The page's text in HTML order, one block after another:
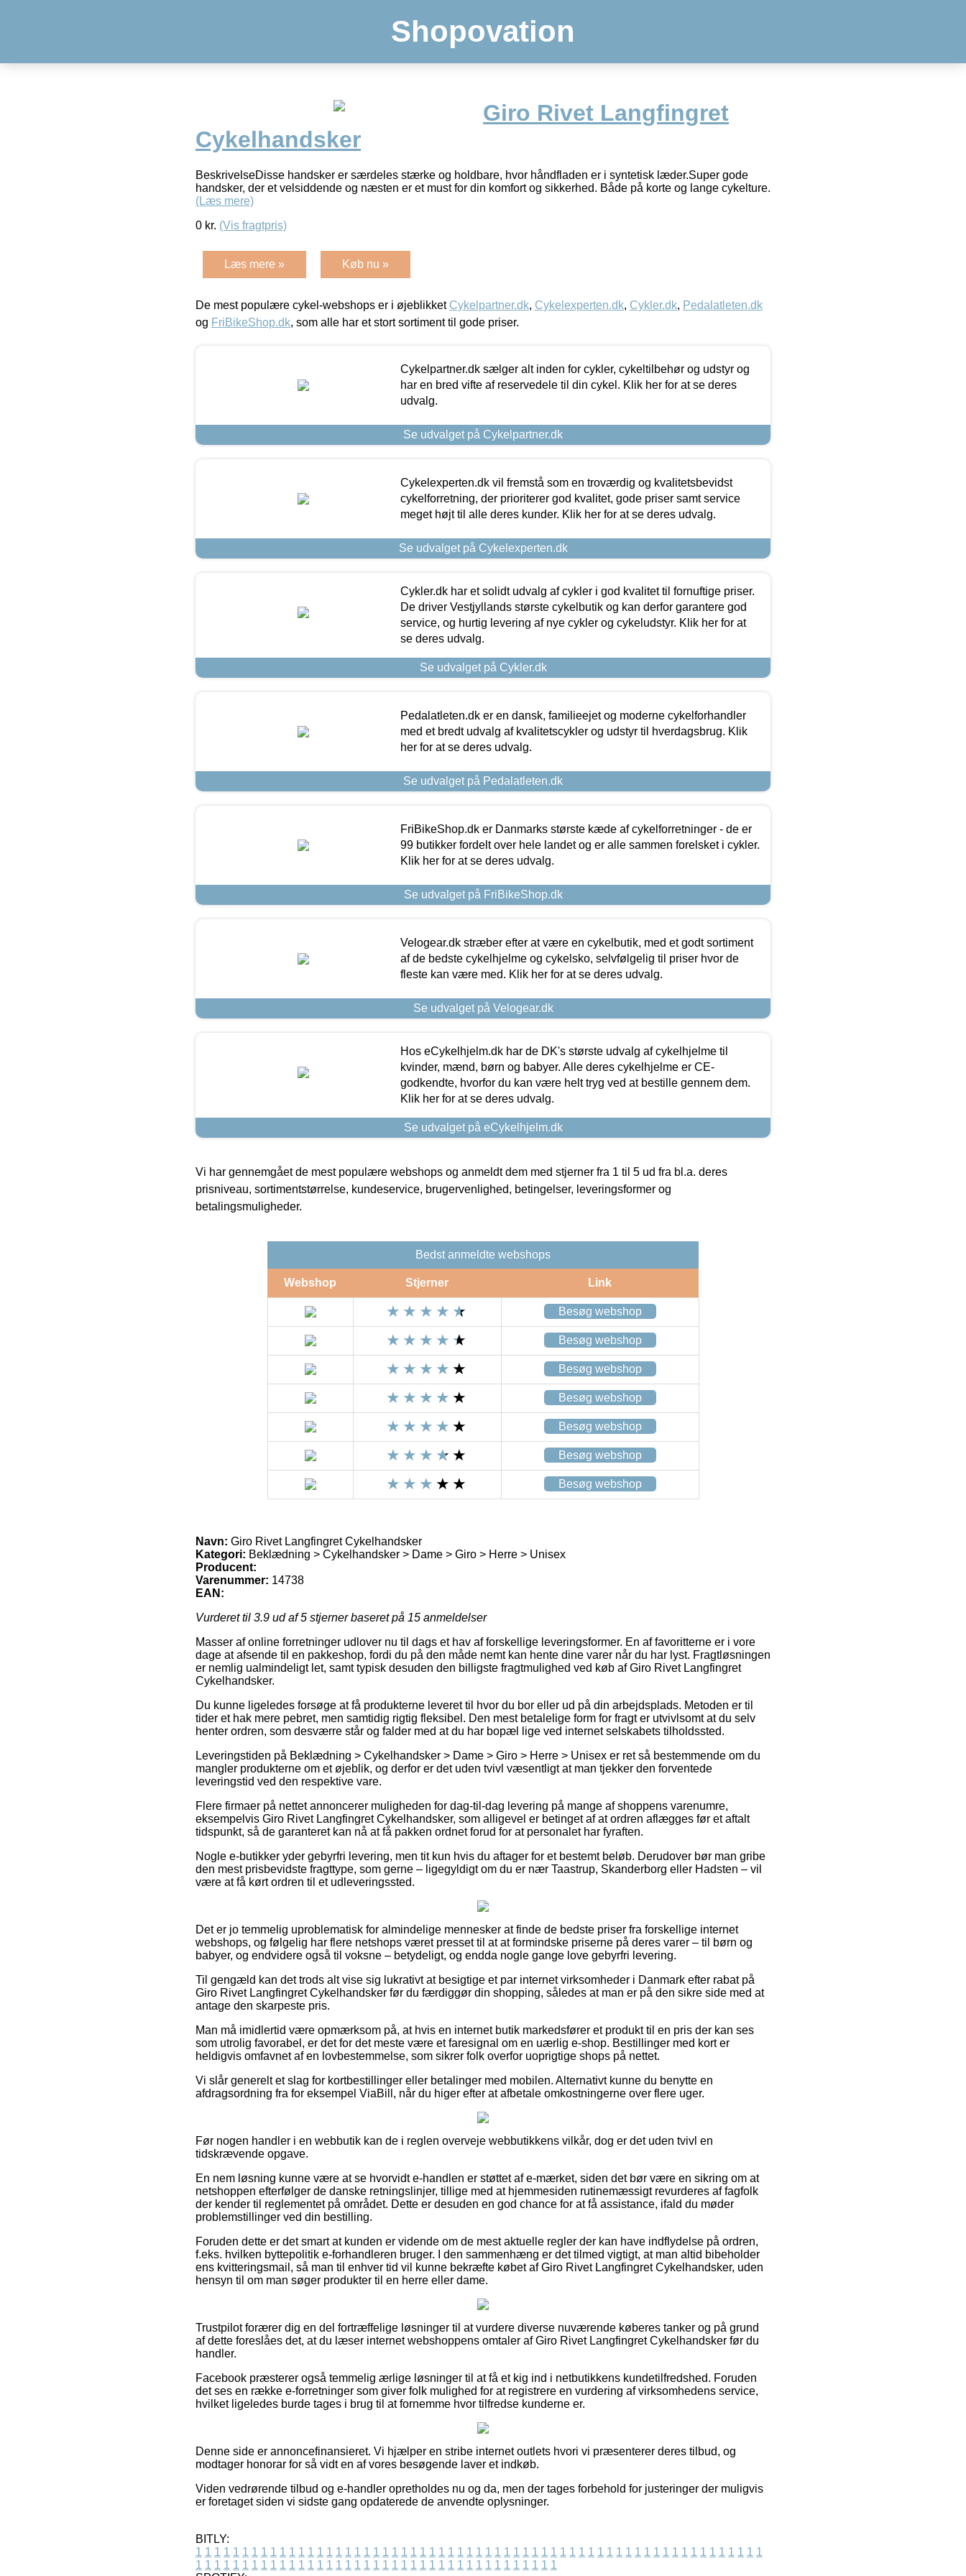
Shopovation
Giro Rivet Langfingret
Cykelhandsker
BeskrivelseDisse handsker er særdeles stærke og holdbare, hvor håndfladen er i syntetisk læder.Super gode
handsker, der et velsiddende og næsten er et must for din komfort og sikkerhed. Både på korte og lange cykelture.
(Læs mere)
0 kr. (Vis fragtpris)
Læs mere » Køb nu »
De mest populære cykel-webshops er i øjeblikket Cykelpartner.dk, Cykelexperten.dk, Cykler.dk, Pedalatleten.dk
og FriBikeShop.dk, som alle har et stort sortiment til gode priser.
Cykelpartner.dk sælger alt inden for cykler, cykeltilbehør og udstyr og
har en bred vifte af reservedele til din cykel. Klik her for at se deres
udvalg.
Se udvalget på Cykelpartner.dk
Cykelexperten.dk vil fremstå som en troværdig og kvalitetsbevidst
cykelforretning, der prioriterer god kvalitet, gode priser samt service
meget højt til alle deres kunder. Klik her for at se deres udvalg.
Se udvalget på Cykelexperten.dk
Cykler.dk har et solidt udvalg af cykler i god kvalitet til fornuftige priser.
De driver Vestjyllands største cykelbutik og kan derfor garantere god
service, og hurtig levering af nye cykler og cykeludstyr. Klik her for at
se deres udvalg.
Se udvalget på Cykler.dk
Pedalatleten.dk er en dansk, familieejet og moderne cykelforhandler
med et bredt udvalg af kvalitetscykler og udstyr til hverdagsbrug. Klik
her for at se deres udvalg.
Se udvalget på Pedalatleten.dk
FriBikeShop.dk er Danmarks største kæde af cykelforretninger - de er
99 butikker fordelt over hele landet og er alle sammen forelsket i cykler.
Klik her for at se deres udvalg.
Se udvalget på FriBikeShop.dk
Velogear.dk stræber efter at være en cykelbutik, med et godt sortiment
af de bedste cykelhjelme og cykelsko, selvfølgelig til priser hvor de
fleste kan være med. Klik her for at se deres udvalg.
Se udvalget på Velogear.dk
Hos eCykelhjelm.dk har de DK's største udvalg af cykelhjelme til
kvinder, mænd, børn og babyer. Alle deres cykelhjelme er CE-
godkendte, hvorfor du kan være helt tryg ved at bestille gennem dem.
Klik her for at se deres udvalg.
Se udvalget på eCykelhjelm.dk
Vi har gennemgået de mest populære webshops og anmeldt dem med stjerner fra 1 til 5 ud fra bl.a. deres
prisniveau, sortimentstørrelse, kundeservice, brugervenlighed, betingelser, leveringsformer og
betalingsmuligheder.
Bedst anmeldte webshops
Webshop Stjerner Link
Besøg webshop
Besøg webshop
Besøg webshop
Besøg webshop
Besøg webshop
Besøg webshop
Besøg webshop
Navn: Giro Rivet Langfingret Cykelhandsker
Kategori: Beklædning > Cykelhandsker > Dame > Giro > Herre > Unisex
Producent:
Varenummer: 14738
EAN:
Vurderet til 3.9 ud af 5 stjerner baseret på 15 anmeldelser
Masser af online forretninger udlover nu til dags et hav af forskellige leveringsformer. En af favoritterne er i vore
dage at afsende til en pakkeshop, fordi du på den måde nemt kan hente dine varer når du har lyst. Fragtløsningen
er nemlig ualmindeligt let, samt typisk desuden den billigste fragtmulighed ved køb af Giro Rivet Langfingret
Cykelhandsker.
Du kunne ligeledes forsøge at få produkterne leveret til hvor du bor eller ud på din arbejdsplads. Metoden er til
tider et hak mere pebret, men samtidig rigtig fleksibel. Den mest betalelige form for fragt er utvivlsomt at du selv
henter ordren, som desværre står og falder med at du har bopæl lige ved internet selskabets tilholdssted.
Leveringstiden på Beklædning > Cykelhandsker > Dame > Giro > Herre > Unisex er ret så bestemmende om du
mangler produkterne om et øjeblik, og derfor er det uden tvivl væsentligt at man tjekker den forventede
leveringstid ved den respektive vare.
Flere firmaer på nettet annoncerer muligheden for dag-til-dag levering på mange af shoppens varenumre,
eksempelvis Giro Rivet Langfingret Cykelhandsker, som alligevel er betinget af at ordren aflægges før et aftalt
tidspunkt, så de garanteret kan nå at få pakken ordnet forud for at personalet har fyraften.
Nogle e-butikker yder gebyrfri levering, men tit kun hvis du aftager for et bestemt beløb. Derudover bør man gribe
den mest prisbevidste fragttype, som gerne – ligegyldigt om du er nær Taastrup, Skanderborg eller Hadsten – vil
være at få kørt ordren til et udleveringssted.
Det er jo temmelig uproblematisk for almindelige mennesker at finde de bedste priser fra forskellige internet
webshops, og følgelig har flere netshops været presset til at at formindske priserne på deres varer – til børn og
babyer, og endvidere også til voksne – betydeligt, og endda nogle gange love gebyrfri levering.
Til gengæld kan det trods alt vise sig lukrativt at besigtige et par internet virksomheder i Danmark efter rabat på
Giro Rivet Langfingret Cykelhandsker før du færdiggør din shopping, således at man er på den sikre side med at
antage den skarpeste pris.
Man må imidlertid være opmærksom på, at hvis en internet butik markedsfører et produkt til en pris der kan ses
som utrolig favorabel, er det for det meste være et faresignal om en uærlig e-shop. Bestillinger med kort er
heldigvis omfavnet af en lovbestemmelse, som sikrer folk overfor uoprigtige shops på nettet.
Vi slår generelt et slag for kortbestillinger eller betalinger med mobilen. Alternativt kunne du benytte en
afdragsordning fra for eksempel ViaBill, når du higer efter at afbetale omkostningerne over flere uger.
Før nogen handler i en webbutik kan de i reglen overveje webbutikkens vilkår, dog er det uden tvivl en
tidskrævende opgave.
En nem løsning kunne være at se hvorvidt e-handlen er støttet af e-mærket, siden det bør være en sikring om at
netshoppen efterfølger de danske retningslinjer, tillige med at hjemmesiden rutinemæssigt revurderes af fagfolk
der kender til reglementet på området. Dette er desuden en god chance for at få assistance, ifald du møder
problemstillinger ved din bestilling.
Foruden dette er det smart at kunden er vidende om de mest aktuelle regler der kan have indflydelse på ordren,
f.eks. hvilken byttepolitik e-forhandleren bruger. I den sammenhæng er det tilmed vigtigt, at man altid bibeholder
ens kvitteringsmail, så man til enhver tid vil kunne bekræfte købet af Giro Rivet Langfingret Cykelhandsker, uden
hensyn til om man søger produkter til en herre eller dame.
Trustpilot forærer dig en del fortræffelige løsninger til at vurdere diverse nuværende køberes tanker og på grund
af dette foreslåes det, at du læser internet webshoppens omtaler af Giro Rivet Langfingret Cykelhandsker før du
handler.
Facebook præsterer også temmelig ærlige løsninger til at få et kig ind i netbutikkens kundetilfredshed. Foruden
det ses en række e-forretninger som giver folk mulighed for at registrere en vurdering af virksomhedens service,
hvilket ligeledes burde tages i brug til at fornemme hvor tilfredse kunderne er.
Denne side er annoncefinansieret. Vi hjælper en stribe internet outlets hvori vi præsenterer deres tilbud, og
modtager honorar for så vidt en af vores besøgende laver et indkøb.
Viden vedrørende tilbud og e-handler opretholdes nu og da, men der tages forbehold for justeringer der muligvis
er foretaget siden vi sidste gang opdaterede de anvendte oplysninger.
BITLY:
1 1 1 1 1 1 1 1 1 1 1 1 1 1 1 1 1 1 1 1 1 1 1 1 1 1 1 1 1 1 1 1 1 1 1 1 1 1 1 1 1 1 1 1 1 1 1 1 1 1 1 1 1 1 1 1 1 1 1 1 1
1 1 1 1 1 1 1 1 1 1 1 1 1 1 1 1 1 1 1 1 1 1 1 1 1 1 1 1 1 1 1 1 1 1 1 1 1 1 1